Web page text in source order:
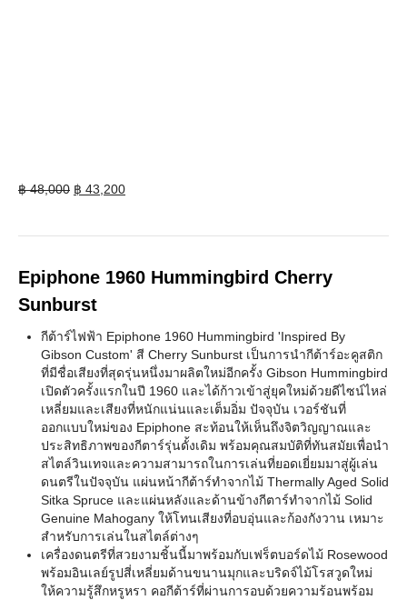
฿48,000 Original
฿ 43,200Current
Epiphone 1960 Hummingbird Cherry
Sunburst
กีต้าร์ไฟฟ้า Epiphone 1960 Hummingbird 'Inspired By
Gibson Custom' สี Cherry Sunburst เป็นการนำกีต้าร์อะคูสติก
ที่มีชื่อเสียงที่สุดรุ่นหนึ่งมาผลิตใหม่อีกครั้ง Gibson Hummingbird
เปิดตัวครั้งแรกในปี 1960 และได้ก้าวเข้าสู่ยุคใหม่ด้วยดีไซน์ไหล่
เหลี่ยมและเสียงที่หนักแน่นและเต็มอิ่ม ปัจจุบัน เวอร์ชันที่
ออกแบบใหม่ของ Epiphone สะท้อนให้เห็นถึงจิตวิญญาณและ
ประสิทธิภาพของกีตาร์รุ่นดั้งเดิม พร้อมคุณสมบัติที่ทันสมัยเพื่อนำ
สไตล์วินเทจและความสามารถในการเล่นที่ยอดเยี่ยมมาสู่ผู้เล่น
ดนตรีในปัจจุบัน แผ่นหน้ากีต้าร์ทำจากไม้ Thermally Aged Solid
Sitka Spruce และแผ่นหลังและด้านข้างกีตาร์ทำจากไม้ Solid
Genuine Mahogany ให้โทนเสียงที่อบอุ่นและก้องกังวาน เหมาะ
สำหรับการเล่นในสไตล์ต่างๆ
เครื่องดนตรีที่สวยงามชิ้นนี้มาพร้อมกับเฟร็ตบอร์ดไม้ Rosewood
พร้อมอินเลย์รูปสี่เหลี่ยมด้านขนานมุกและบริดจ์ไม้โรสวูดใหม่
ให้ความรู้สึกหรูหรา คอกีต้าร์ที่ผ่านการอบด้วยความร้อนพร้อม